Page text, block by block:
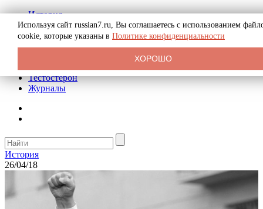
История
Биография
Криминал
Реклама на сайте
Тестостерон
Журналы
История
26/04/18
Используя сайт russian7.ru, Вы соглашаетесь с использованием
cookie, которые указаны в Политике конфиденциальности
ХОРОШО